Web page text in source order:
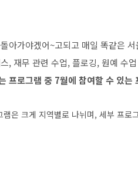
아가야겠어~고되고 매일 똑같은
, 재무 관련 수업, 플로깅, 원예 수
프로그램 중 7월에 참여할 수 있는
은 크게 지역별로 나뉘며, 세부 프로